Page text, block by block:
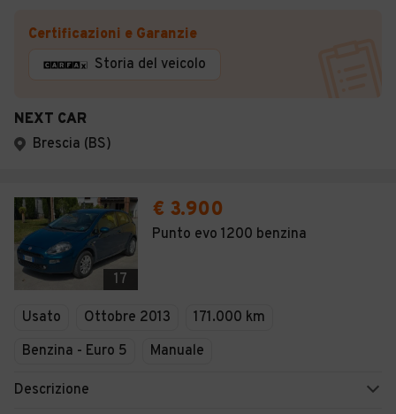
Certificazioni e Garanzie
Storia del veicolo
NEXT CAR
Brescia (BS)
17
€ 3.900
Punto evo 1200 benzina
Usato Ottobre 2013
171.000 km
Benzina - Euro 5
Manuale
Descrizione